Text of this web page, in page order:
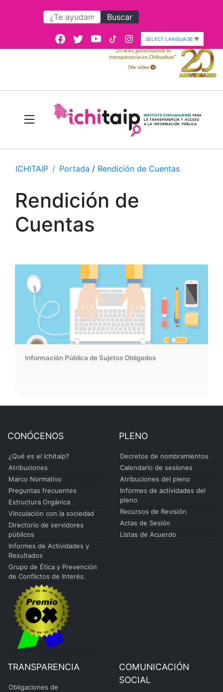
Buscar
SELECT LANGUAGE ▼
ICHITAIP Portada / Rendición de Cuentas
Rendición de
Cuentas
Información Pública de Sujetos Obligados
CONÓCENOS
¿Qué es el Ichitaip?
Atribuciones
Marco Normativo
Preguntas frecuentes
Estructura Orgánica
Vinculación con la sociedad
Directorio de servidores
públicos
Informes de Actividades y
Resultados
Grupo de Ética y Prevención
de Conflictos de Interés.
PLENO
Decretos de nombramientos
Calendario de sesiones
Atribuciones del pleno
Informes de actividades del
pleno
Recursos de Revisión
Actas de Sesión
Listas de Acuerdo
TRANSPARENCIA
Obligaciones de
COMUNICACIÓN
SOCIAL